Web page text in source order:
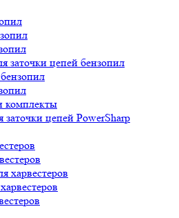
заточки цепей бензопил
комплекты
заточки цепей PowerSharp
харвестеров